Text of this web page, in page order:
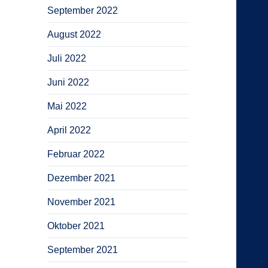
September 2022
August 2022
Juli 2022
Juni 2022
Mai 2022
April 2022
Februar 2022
Dezember 2021
November 2021
Oktober 2021
September 2021